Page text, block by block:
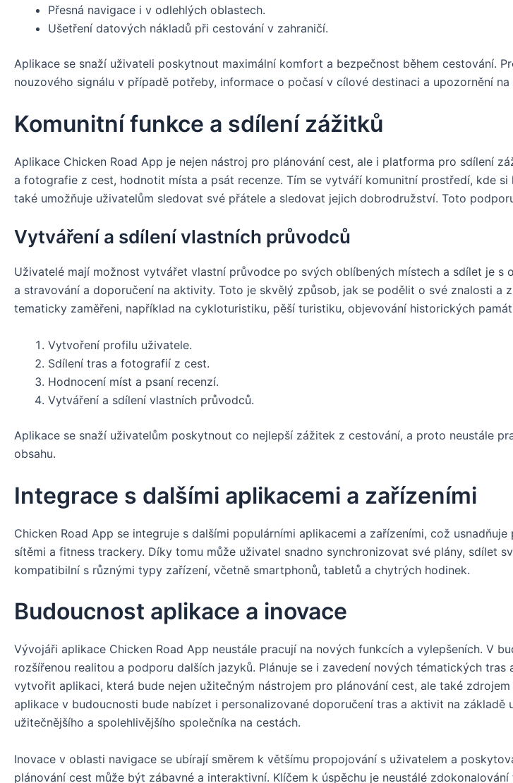
Přesná navigace i v odlehlých oblastech.
Ušetření datových nákladů při cestování v zahraničí.
Aplikace se snaží uživateli poskytnout maximální komfort a bezpečnost během cestování.
nouzového signálu v případě potřeby, informace o počasí v cílové destinaci a upozornění
Komunitní funkce a sdílení zážitků
Aplikace Chicken Road App je nejen nástroj pro plánování cest, ale i platforma pro sdílení
a fotografie z cest, hodnotit místa a psát recenze. Tím se vytváří komunitní prostředí, kde
také umožňuje uživatelům sledovat své přátele a sledovat jejich dobrodružství. Toto
Vytváření a sdílení vlastních průvodců
Uživatelé mají možnost vytvářet vlastní průvodce po svých oblíbených místech a sdílet je
a stravování a doporučení na aktivity. Toto je skvělý způsob, jak se podělit o své znalosti
tematicky zaměřeni, například na cykloturistiku, pěší turistiku, objevování historických
Vytvoření profilu uživatele.
Sdílení tras a fotografií z cest.
Hodnocení míst a psaní recenzí.
Vytváření a sdílení vlastních průvodců.
Aplikace se snaží uživatelům poskytnout co nejlepší zážitek z cestování, a proto neustále
obsahu.
Integrace s dalšími aplikacemi a zařízeními
Chicken Road App se integruje s dalšími populárními aplikacemi a zařízeními, což
sítěmi a fitness trackery. Díky tomu může uživatel snadno synchronizovat své plány,
kompatibilní s různými typy zařízení, včetně smartphonů, tabletů a chytrých hodinek.
Budoucnost aplikace a inovace
Vývojáři aplikace Chicken Road App neustále pracují na nových funkcích a vylepšeních. V
rozšířenou realitou a podporu dalších jazyků. Plánuje se i zavedení nových tématických
vytvořit aplikaci, která bude nejen užitečným nástrojem pro plánování cest, ale také
aplikace v budoucnosti bude nabízet i personalizované doporučení tras a aktivit na
užitečnějšího a spolehlivějšího společníka na cestách.
Inovace v oblasti navigace se ubírají směrem k většímu propojování s uživatelem a
plánování cest může být zábavné a interaktivní. Klíčem k úspěchu je neustálé